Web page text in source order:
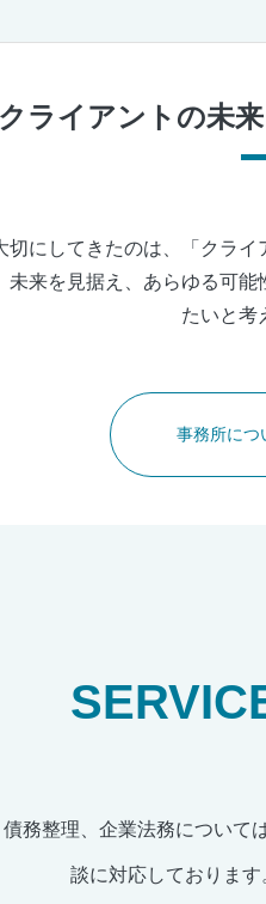
クライアントの未
にしてきたのは、「クラ
来を見据え、あらゆる可
たいと考
事務所につ
務整理、企業法務につい
談に対応しております